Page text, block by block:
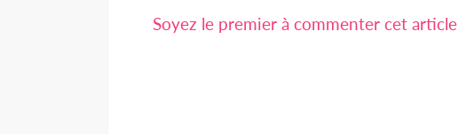
Soyez le premier à commenter cet article